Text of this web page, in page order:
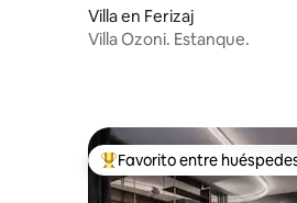
Villa en Ferizaj
Villa Ozoni. Estanque.
De los mejores en Favorito
Favorito entre